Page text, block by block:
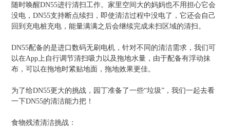
随时唤醒DN55进行清扫工作。家里空间大的妈妈也不用担心它会
没电，DN55支持断点续扫，即使清洁过程中没电了，它还会自己
回到充电桩充电，能量满满之后会继续完成未扫区域的清扫。
DN55配备的是进口数码无刷电机，针对不同的清洁需求，我们可
以在App上自行调节清扫吸力以及拖地水量，由于配备有浮动抹
布，可以在拖地时紧贴地面，拖地效果更佳。
为了给DN55更大的挑战，园丁准备了一些“垃圾”，我们一起去看
一下DN55的清洁能力把！
食物残渣清洁挑战：